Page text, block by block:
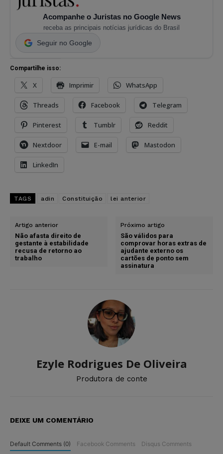
Acompanhe o Juristas no Google News
receba as principais notícias jurídicas do Brasil
Seguir no Google
Compartilhe isso:
X Imprimir WhatsApp
Threads Facebook Telegram
Pinterest Tumblr Reddit
Nextdoor E-mail Mastodon
LinkedIn
TAGS adin Constituição lei anterior
Artigo anterior
Não afasta direito de
gestante à estabilidade
recusa de retorno ao
trabalho
Próximo artigo
São válidos para
comprovar horas extras de
ajudante externo os
cartões de ponto sem
assinatura
Ezyle Rodrigues De Oliveira
Produtora de conte
DEIXE UM COMENTÁRIO
Default Comments (0) Facebook Comments Disqus Comments